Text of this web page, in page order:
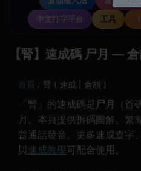
中文打字平台
工具
【腎】速成碼 尸月 —
首頁 腎 ( 速成 | 倉頡 )
「腎」的速成碼是 尸月
（
月。本頁提供拆碼圖解、繁
普通話發音。更多速成查字、
與速成教學可配合使用。